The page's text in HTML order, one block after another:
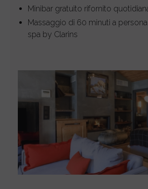
Minibar gratuito rifornito
Massaggio di 60 minuti a
spa by Clarins